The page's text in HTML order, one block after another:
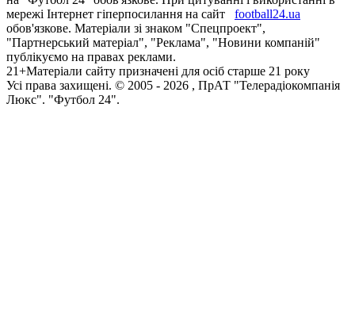
мережі Інтернет гіперпосилання на сайт
football24.ua
обов'язкове. Матеріали зі знаком "Спецпроект",
"Партнерський матеріал", "Реклама", "Новини компаній"
публікуємо на правах реклами.
21+Матеріали сайту призначені для осіб старше 21 року
Усi права захищенi. © 2005 - 2026 , ПрАТ "Телерадіокомпанія
Люкс". "Футбол 24".